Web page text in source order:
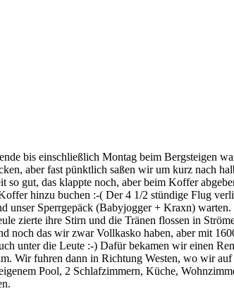
bis einschließlich Montag beim Bergsteigen
aber fast pünktlich saßen wir um kurz nach
gut, das klappte noch, aber beim Koffer
hinzu buchen :-( Der 4 1/2 stündige Flug
Sperrgepäck (Babyjogger + Kraxn)
zierte ihre Stirn und die Tränen flossen in
das wir zwar Vollkasko haben, aber mit
unter die Leute :-) Dafür bekamen wir einen
Wir fuhren dann in Richtung Westen, wo wir
Pool, 2 Schlafzimmern, Küche,